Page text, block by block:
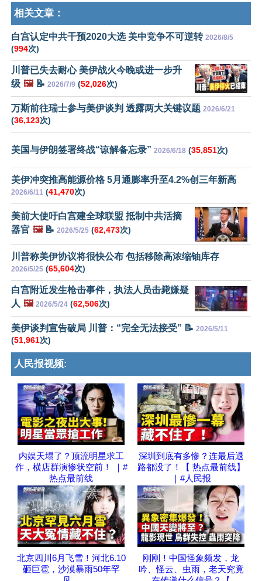
相关文章：
白宫认定中共干预2020大选 美中竞争不可逆转 2026/8/5
(994次)
川普已失去耐心 美伊战火今晚或进一步升
级 🖼️📝 2026/7/9 (52,026次)
万斯前往瑞士参与美伊谈判 透露两大关键议题 2026/6/21
(36,123次)
美国与伊朗签署终战“谅解备忘录” 2026/6/18 (35,851次)
美伊冲突推高能源价格 5月通膨率升至4.2%创三年新高
2026/6/11 (41,470次)
美前大使吁白宫建全球联盟 抵制中共活摘
器官 🖼️📝 2026/5/25 (62,473次)
川普称美伊协议将很快公布 包括移除高浓缩铀库存
2026/5/25 (65,604次)
白宫附近发生枪击事件，执法人员击毙嫌疑
人 🖼️ 2026/5/24 (62,506次)
美伊谈判宣告破局 川普：“完全无法接受” 📝 2026/5/11
(51,961次)
人民报视频:
内娱天塌了？顶流明星求工
作，横店群演惨状空前！ ｜#
热点最前线
深圳到底有多惨？连最后退
路都没了！【 热点最前线】
｜#人民报
北京四川6月飞雪！河北6.10
砸巨雹，沙漠暴雨50年罕
刚刚！中国怪象频发，龙
吟、怪云、虫雨，老天究竟